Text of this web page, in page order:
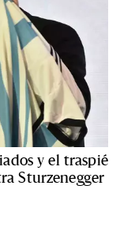
y el traspié
Sturzenegger